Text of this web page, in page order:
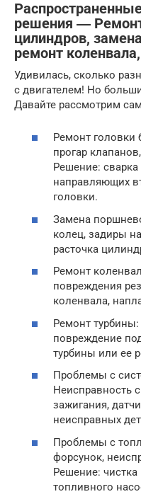
решения ―
цилиндров,
ремонт
Удивилась, сколько
с двигателем! Но
Давайте рассмотрим
Ремонт
прогар
Решение:
направляющих
головки.
Замена
колец, задиры
расточка
Ремонт
повреждения
коленвала,
Ремонт
повреждение
турбины или ее
Проблемы с
Неисправность
зажигания,
неисправных
Проблемы с
форсунок,
Решение:
топливного